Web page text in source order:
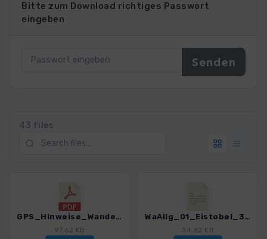
Bitte zum Download richtiges Passwort
eingeben
43 files
GPS_Hinweise_Wandern_am_Wasser_Allgäu_3143_1.pdf
97.62 KB
WaAllg_01_Eistobel_3143_1.gpx
34.62 KB